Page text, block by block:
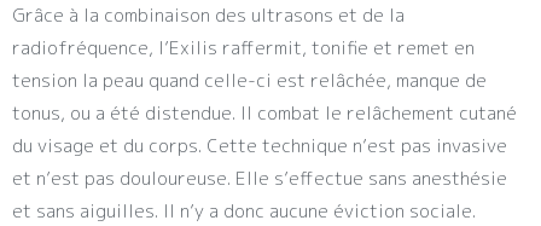
Grâce à la combinaison des ultrasons et de la
radiofréquence, l’Exilis raffermit, tonifie et remet en
tension la peau quand celle-ci est relâchée, manque de
tonus, ou a été distendue. Il combat le relâchement cutané
du visage et du corps. Cette technique n’est pas invasive
et n’est pas douloureuse. Elle s’effectue sans anesthésie
et sans aiguilles. Il n’y a donc aucune éviction sociale.